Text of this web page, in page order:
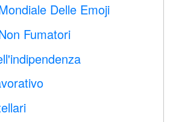
Delle Emoji
Fumatori